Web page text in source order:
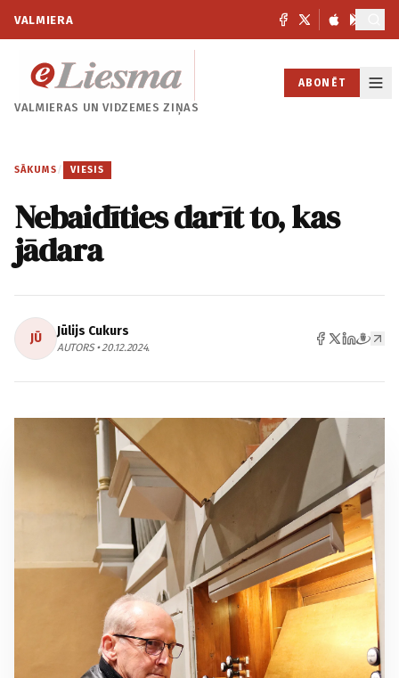
VALMIERA
VALMIERAS UNVIDZEMES ZIŅAS
ABONĒT
SĀKUMS / VIESIS
Nebaidīties darīt to, kas
jādara
JŪ Jūlijs Cukurs
AUTORS • 20.12.2024.